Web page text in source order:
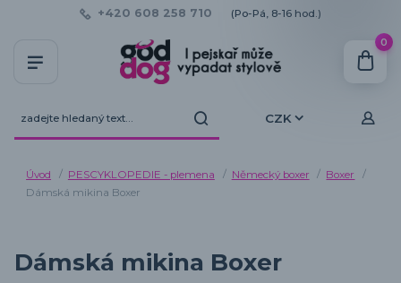
CZK
+420 608 258 710 (Po-Pá, 8-16 hod.)
0
Úvod PESCYKLOPEDIE - plemena Německý boxer
Boxer
Dámská mikina Boxer
Dámská mikina Boxer